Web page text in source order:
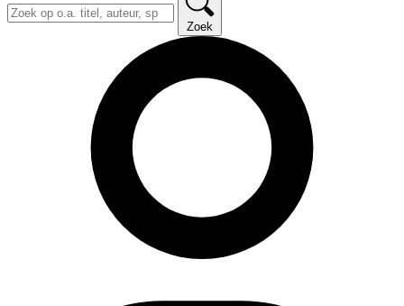
Zoek